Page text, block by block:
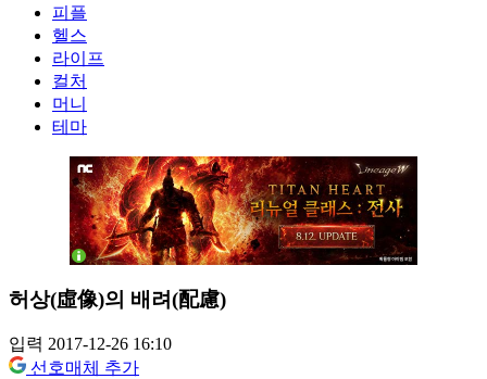
피플
헬스
라이프
컬처
머니
테마
허상(虛像)의 배려(配慮)
입력 2017-12-26 16:10
선호매체 추가